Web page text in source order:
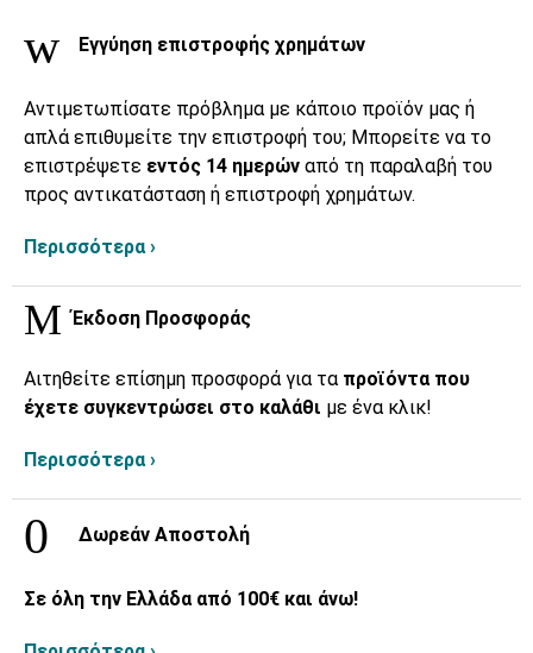
Εγγύηση επιστροφής χρημάτων
Αντιμετωπίσατε πρόβλημα με κάποιο προϊόν μας ή
απλά επιθυμείτε την επιστροφή του; Μπορείτε να το
επιστρέψετε εντός 14 ημερών από τη παραλαβή του
προς αντικατάσταση ή επιστροφή χρημάτων.
Περισσότερα ›
Έκδοση Προσφοράς
Αιτηθείτε επίσημη προσφορά για τα προϊόντα που
έχετε συγκεντρώσει στο καλάθι με ένα κλικ!
Περισσότερα ›
Δωρεάν Αποστολή
Σε όλη την Ελλάδα από 100€ και άνω!